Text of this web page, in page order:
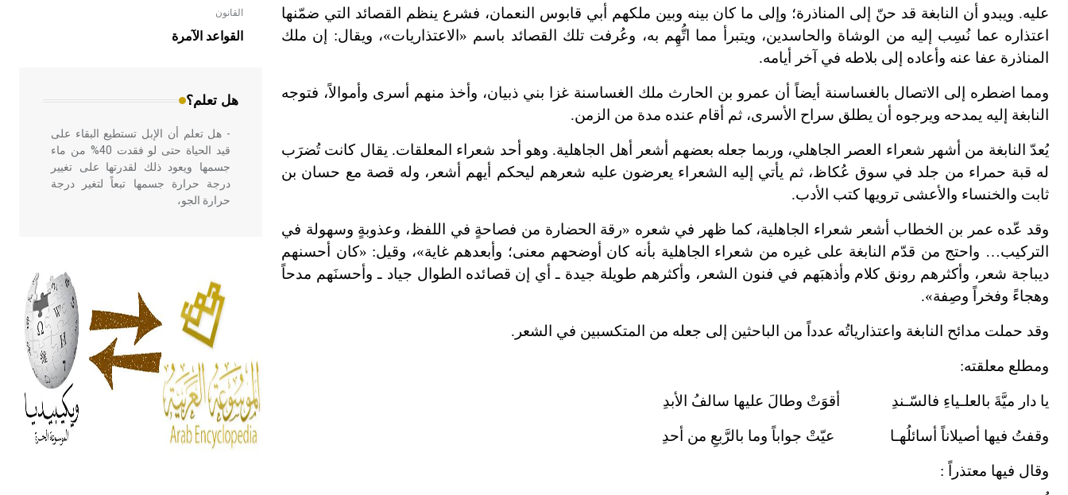
عليه. ويبدو أن النابغة قد حنّ إلى المناذرة؛ وإلى ما كان بينه وبين ملكهم أبي قابوس النعمان، فشرع ينظم القصائد التي ضمّنها
اعتذاره عما نُسِب إليه من الوشاة والحاسدين، ويتبرأ مما اتُّهِم به، وعُرفت تلك القصائد باسم «الاعتذاريات»، ويقال: إن ملك
المناذرة عفا عنه وأعاده إلى بلاطه في آخر أيامه.
ومما اضطره إلى الاتصال بالغساسنة أيضاً أن عمرو بن الحارث ملك الغساسنة غزا بني ذبيان، وأخذ منهم أسرى وأموالاً، فتوجه
النابغة إليه يمدحه ويرجوه أن يطلق سراح الأسرى، ثم أقام عنده مدة من الزمن.
يُعدّ النابغة من أشهر شعراء العصر الجاهلي، وربما جعله بعضهم أشعر أهل الجاهلية. وهو أحد شعراء المعلقات. يقال كانت تُضرَب
له قبة حمراء من جلد في سوق عُكاظ، ثم يأتي إليه الشعراء يعرضون عليه شعرهم ليحكم أيهم أشعر، وله قصة مع حسان بن
ثابت والخنساء والأعشى ترويها كتب الأدب.
وقد عّده عمر بن الخطاب أشعر شعراء الجاهلية، كما ظهر في شعره «رقة الحضارة من فصاحةٍ في اللفظ، وعذوبةٍ وسهولة في
التركيب… واحتج من قدّم النابغة على غيره من شعراء الجاهلية بأنه كان أوضحهم معنى؛ وأبعدهم غاية»، وقيل: «كان أحسنهم
ديباجة شعر، وأكثرهم رونق كلام وأذهبَهم في فنون الشعر، وأكثرهم طويلة جيدة ـ أي إن قصائده الطوال جياد ـ وأحسنَهم مدحاً
وهجاءً وفخراً وصِفة».
وقد حملت مدائح النابغة واعتذارياتُه عدداً من الباحثين إلى جعله من المتكسبين في الشعر.
ومطلع معلقته:
يا دار ميَّةَ بالعلـياءِ فالسّـندِ أقوَتْ وطالَ عليها سالفُ الأبدِ
وقفتُ فيها أصيلاناً أسائلُهـا عيّتْ جواباً وما بالرَّبعِ من أحدِ
وقال فيها معتذراً :
القانون
القواعد الآمرة
هل تعلم؟
- هل تعلم أن الأبلق نوع من الفنون
الهندسية التي ارتبطت بالعمارة الإسلامية
في بلاد الشام ومصر خاصة، حيث يحرص
- هل تعلم أن الإبل تستطيع البقاء على
قيد الحياة حتى لو فقدت 40% من ماء
جسمها ويعود ذلك لقدرتها على تغيير
درجة حرارة جسمها تبعاً لتغير درجة
حرارة الجو،
أربعة مؤلفات هي: الحكم، الأدلة، تنظيم
التغذية، ورسالته في جروح الرأس.
ويعود له الفضل بأنه حرر الطب من
الدين والفلسفة.
- هل تعلم أن المرجان إفراز حيواني
يتكون في البحر ويتركب من مادة
كربونات الكلسيوم، وهو أحمر أو شديد
الحمرة وهو أجود أنواعه، ويمتاز بكبر
الحجم ويسمى الش